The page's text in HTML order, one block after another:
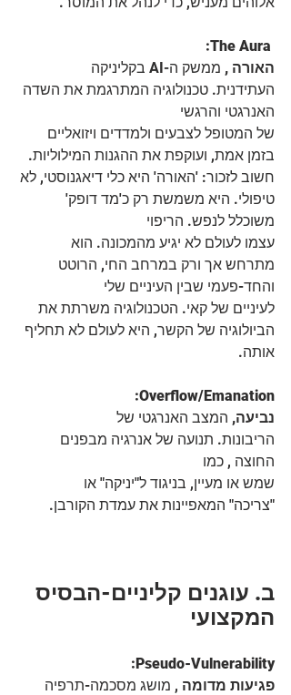
:The Aura
האורה ,
ממשק ה-AI בקליניקה
העתידנית. טכנולוגיה המתרגמת את השדה
האנרגטי והרגשי
של המטופל לצבעים ולמדדים ויזואליים
בזמן אמת, ועוקפת את ההגנות המילוליות.
חשוב לזכור: 'האורה' היא כלי דיאגנוסטי, לא
טיפולי. היא משמשת רק כ'מד דופק'
משוכלל לנפש. הריפוי
עצמו לעולם לא יגיע מהמכונה. הוא
מתרחש אך ורק במרחב החי, הרוטט
והחד-פעמי שבין העיניים שלי
לעיניים של קאי. הטכנולוגיה משרתת את
הביולוגיה של הקשר, היא לעולם לא תחליף
אותה.
:Overflow/Emanation
נביעה, המצב האנרגטי של
הריבונות. תנועה של אנרגיה מבפנים
החוצה , כמו
שמש או מעיין, בניגוד ל"יניקה" או
"צריכה" המאפיינות את עמדת הקורבן.
ב. עוגנים קליניים-הבסיס
המקצועי
:Pseudo-Vulnerability
פגיעות מדומה , מושג מסכמה-תרפיה